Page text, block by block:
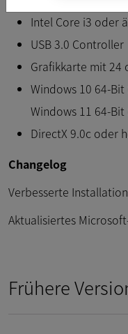
Intel Core i3 oder
USB 3.0 Controller
Grafikkarte mit 24
Windows 10 64-
Windows 11 64-Bit
DirectX 9.0c oder
Changelog
Verbesserte
Aktualisiertes
Frühere